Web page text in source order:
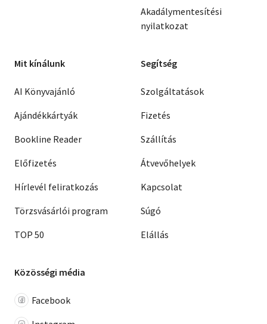
Akadálymentesítési
nyilatkozat
Mit kínálunk
AI Könyvajánló
Ajándékkártyák
Bookline Reader
Előfizetés
Hírlevél feliratkozás
Törzsvásárlói program
TOP 50
Segítség
Szolgáltatások
Fizetés
Szállítás
Átvevőhelyek
Kapcsolat
Súgó
Elállás
Közösségi média
Facebook